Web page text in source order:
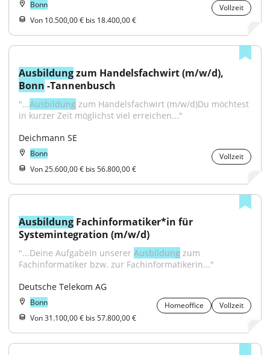
Bonn
Vollzeit
Von 10.500,00 € bis 18.400,00 €
Ausbildung
Bonn -Tannenbusch
"...Ausbildung zum Handelsfachwirt (m/w/d)Du möchtest
in kurzer Zeit möglichst viel erreichen..."
Deichmann SE
Bonn
Vollzeit
Von 25.600,00 € bis 56.800,00 €
Ausbildung Fachinformatiker*in für
Systemintegration (m/w/d)
"...Deine AufgabeIn unserer Ausbildung zum
Fachinformatiker bzw. zur Fachinformatikerin..."
Deutsche Telekom AG
Bonn Homeoffice
Vollzeit
Von 31.100,00 € bis 57.800,00 €